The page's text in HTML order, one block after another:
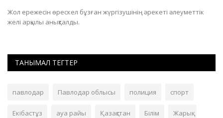
Жол ережесін өрескел бұзған жүргізушінің әрекеті әлеуметтік
желі арқылы анықталды.
ТАНЫМАЛ ТЕГТЕР
павлодар Павлодар облысы полиция спорт
Екібастұз ауа райы Қазақстан Білім Жарық